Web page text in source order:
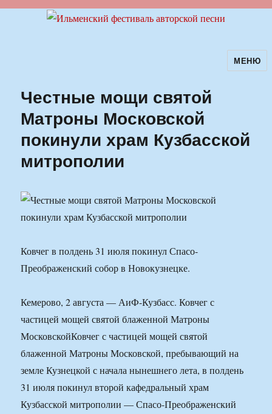
Ильменский фестиваль авторскойМЕНЮ
Честные мощи святой
Матроны Московской
покинули храм Кузбасской
митрополии
Ковчег в полдень 31 июля покинул Спасо-
Преображенский собор в Новокузнецке.
Кемерово, 2 августа — АиФ-Кузбасс. Ковчег с
частицей мощей святой блаженной Матроны
МосковскойКовчег с частицей мощей святой
блаженной Матроны Московской, пребывающий на
земле Кузнецкой с начала нынешнего лета, в полдень
31 июля покинул второй кафедральный храм
Кузбасской митрополии — Спасо-Преображенский